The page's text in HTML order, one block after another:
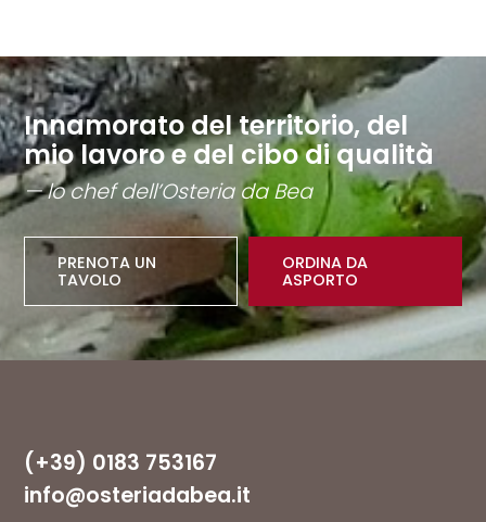
Innamorato del territorio, del
mio lavoro e del cibo di qualità
— lo chef dell’Osteria da Bea
PRENOTA UN
TAVOLO
ORDINA DA
ASPORTO
(+39) 0183 753167
info@osteriadabea.it